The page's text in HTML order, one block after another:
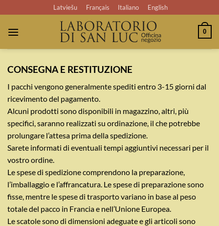
ai
contenuti
Latviešu Français Italiano English
0
CONSEGNA E RESTITUZIONE
I pacchi vengono generalmente spediti entro 3-15 giorni dal
ricevimento del pagamento.
Alcuni prodotti sono disponibili in magazzino, altri, più
specifici, saranno realizzati su ordinazione, il che potrebbe
prolungare l’attesa prima della spedizione.
Sarete informati di eventuali tempi aggiuntivi necessari per il
vostro ordine.
Le spese di spedizione comprendono la preparazione,
l’imballaggio e l’affrancatura. Le spese di preparazione sono
fisse, mentre le spese di trasporto variano in base al peso
totale del pacco in Francia e nell’Unione Europea.
Le scatole sono di dimensioni adeguate e gli articoli sono